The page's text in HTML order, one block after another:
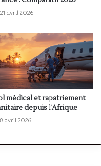
21 avril 2026
médical et rapatriement
depuis l’Afrique
8 avril 2026